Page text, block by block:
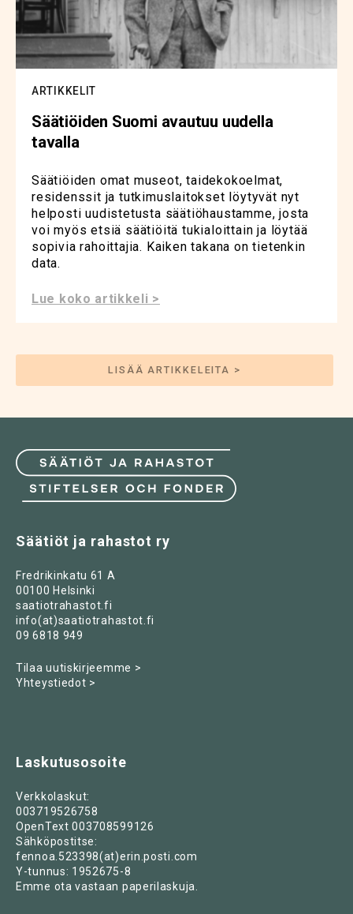
ARTIKKELIT
Säätiöiden Suomi avautuu uudella
tavalla
Säätiöiden omat museot, taidekokoelmat,
residenssit ja tutkimuslaitokset löytyvät nyt
helposti uudistetusta säätiöhaustamme, josta
voi myös etsiä säätiöitä tukialoittain ja löytää
sopivia rahoittajia. Kaiken takana on tietenkin
data.
Lue koko artikkeli >
LISÄÄ ARTIKKELEITA >
Säätiöt ja rahastot ry
Fredrikinkatu 61 A
00100 Helsinki
saatiotrahastot.fi
info(at)saatiotrahastot.fi
09 6818 949
Tilaa uutiskirjeemme >
Yhteystiedot >
Laskutusosoite
Verkkolaskut:
003719526758
OpenText 003708599126
Sähköpostitse:
fennoa.523398(at)erin.posti.com
Y-tunnus: 1952675-8
Emme ota vastaan paperilaskuja.